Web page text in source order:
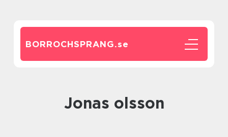
BORROCHSPRANG.se
jonas olsson